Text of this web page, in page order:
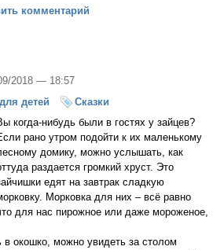
сокровищ" для православного
комментарий
2018 — 18:57
детей
Сказки
когда-нибудь были в гостях у зайцев?
рано утром подойти к их маленькому
домику, можно услышать, как
раздается громкий хруст. Это
едят на завтрак сладкую
Морковка для них – всё равно
для нас пирожное или даже мороженое,
в окошко, можно увидеть за столом